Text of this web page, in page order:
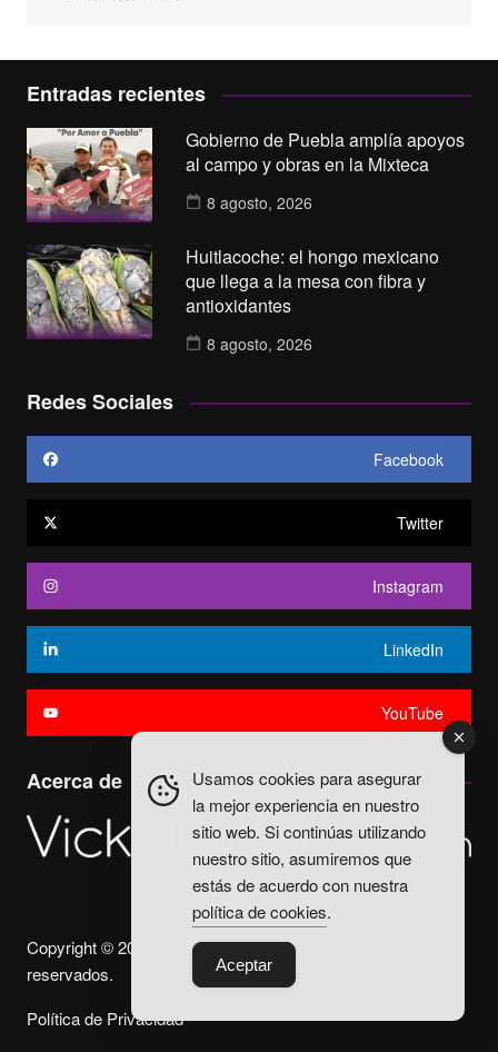
Entradas recientes
Gobierno de Puebla amplía apoyos
al campo y obras en la Mixteca
8 agosto, 2026
Huitlacoche: el hongo mexicano
que llega a la mesa con fibra y
antioxidantes
8 agosto, 2026
Redes Sociales
Facebook
Twitter
Instagram
LinkedIn
YouTube
Acerca de
Copyright © 2025. Vicky Fuentes Todos los derechos
reservados.
Política de Privacidad
Usamos cookies para asegurar
la mejor experiencia en nuestro
sitio web. Si continúas utilizando
nuestro sitio, asumiremos que
estás de acuerdo con nuestra
política de cookies.
Aceptar